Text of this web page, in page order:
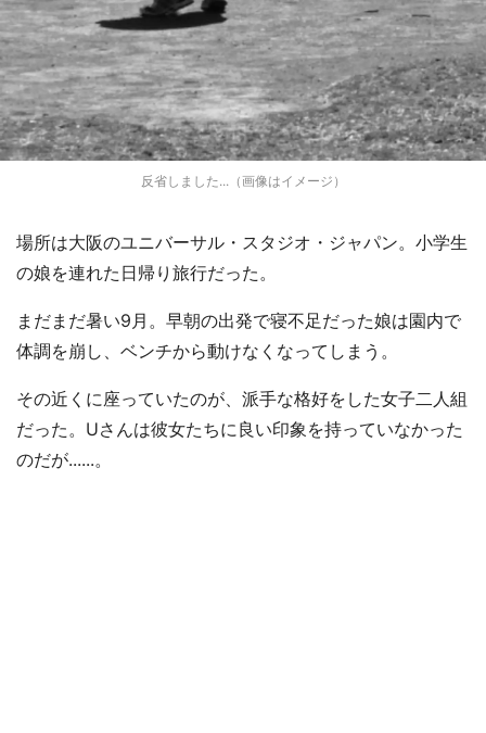
反省しました...（画像はイメージ）
場所は大阪のユニバーサル・スタジオ・ジャパン。小学生
の娘を連れた日帰り旅行だった。
まだまだ暑い9月。早朝の出発で寝不足だった娘は園内で
体調を崩し、ベンチから動けなくなってしまう。
その近くに座っていたのが、派手な格好をした女子二人組
だった。Uさんは彼女たちに良い印象を持っていなかった
のだが......。